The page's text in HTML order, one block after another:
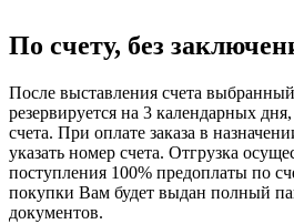
По счету, без
После выставления счета
резервируется на 3 календарных
счета. При оплате заказа в
указать номер счета. Отгрузка
поступления 100% предоплаты по
покупки Вам будет выдан полный
документов.